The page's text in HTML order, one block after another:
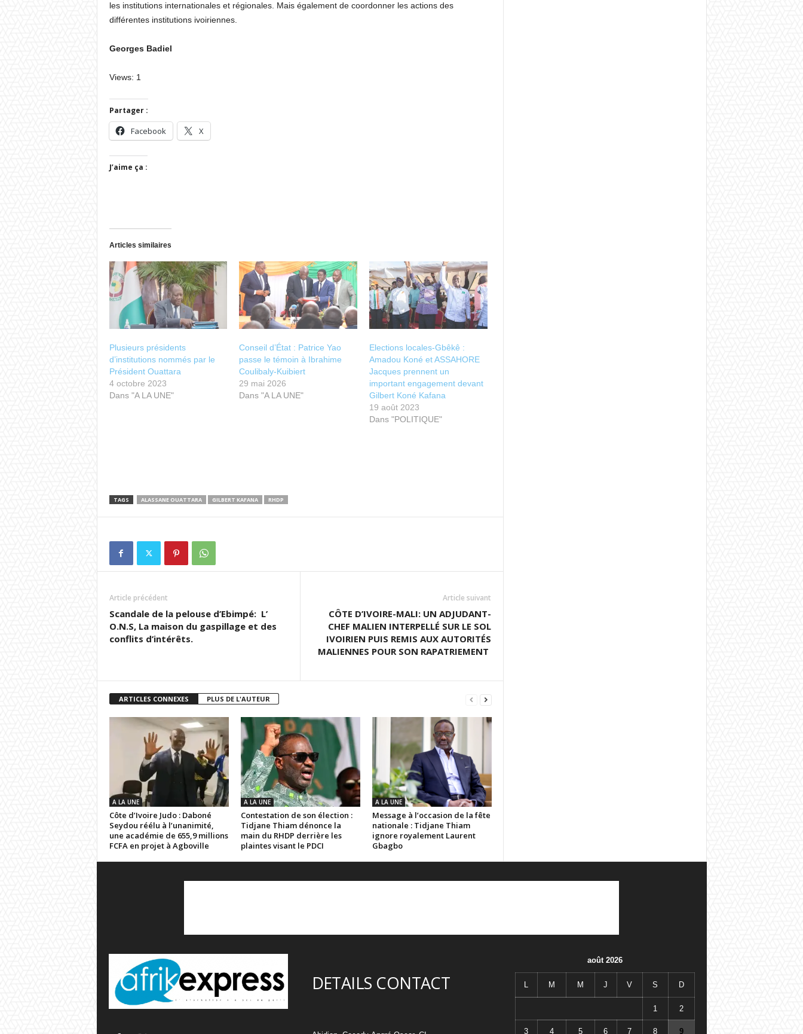
les institutions internationales et régionales. Mais également de coordonner les actions des
différentes institutions ivoiriennes.
Georges Badiel
Views: 1
Partager :
Facebook X
J’aime ça :
Articles similaires
Plusieurs présidents
d’institutions nommés par le
Président Ouattara
4 octobre 2023
Dans "A LA UNE"
Conseil d’État : Patrice Yao
passe le témoin à Ibrahime
Coulibaly-Kuibiert
29 mai 2026
Dans "A LA UNE"
Elections locales-Gbêkê :
Amadou Koné et ASSAHORE
Jacques prennent un
important engagement devant
Gilbert Koné Kafana
19 août 2023
Dans "POLITIQUE"
TAGS ALASSANE OUATTARA GILBERT KAFANA RHDP
Article précédent
Scandale de la pelouse d’Ebimpé: L’
O.N.S, La maison du gaspillage et des
conflits d’intérêts.
Article suivant
CÔTE D’IVOIRE-MALI: UN ADJUDANT-
CHEF MALIEN INTERPELLÉ SUR LE SOL
IVOIRIEN PUIS REMIS AUX AUTORITÉS
MALIENNES POUR SON RAPATRIEMENT
ARTICLES CONNEXES PLUS DE L'AUTEUR
A LA UNE
Côte d’Ivoire Judo : Daboné
Seydou réélu à l’unanimité,
une académie de 655,9 millions
FCFA en projet à Agboville
A LA UNE
Contestation de son élection :
Tidjane Thiam dénonce la
main du RHDP derrière les
plaintes visant le PDCI
A LA UNE
Message à l’occasion de la fête
nationale : Tidjane Thiam
ignore royalement Laurent
Gbagbo
DETAILS CONTACT
août 2026
L M M J V S D
1 2
3 4 5 6 7 8 9